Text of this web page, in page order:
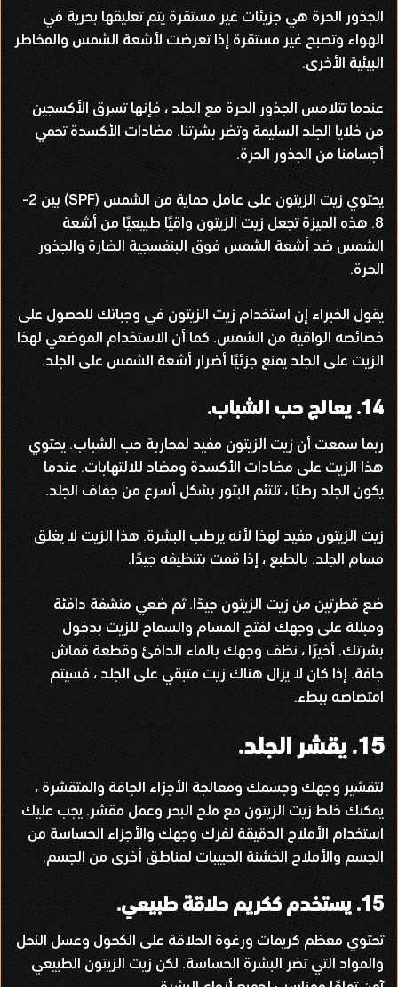
الجذور الحرة هي جزيئات غير مستقرة يتم تعليقها بحرية في
الهواء وتصبح غير مستقرة إذا تعرضت لأشعة الشمس والمخاطر
البيئية الأخرى.
عندما تتلامس الجذور الحرة مع الجلد ، فإنها تسرق الأكسجين
من خلايا الجلد السليمة وتضر بشرتنا. مضادات الأكسدة تحمي
أجسامنا من الجذور الحرة.
يحتوي زيت الزيتون على عامل حماية من الشمس (SPF) بين
2-
8. هذه الميزة تجعل زيت الزيتون واقيًا طبيعيًا من أشعة
الشمس ضد أشعة الشمس فوق البنفسجية الضارة والجذور
الحرة.
يقول الخبراء إن استخدام زيت الزيتون في وجباتك للحصول على
خصائصه الواقية من الشمس. كما أن الاستخدام الموضعي لهذا
الزيت على الجلد يمنع جزئيًا أضرار أشعة الشمس على الجلد.
14. يعالج حب الشباب.
ربما سمعت أن زيت الزيتون مفيد لمحاربة حب الشباب. يحتوي
هذا الزيت على مضادات الأكسدة ومضاد للالتهابات. عندما
يكون الجلد رطبًا ، تلتئم البثور بشكل أسرع من جفاف الجلد.
زيت الزيتون مفيد لهذا لأنه يرطب البشرة. هذا الزيت لا يغلق
مسام الجلد. بالطبع ، إذا قمت بتنظيفه جيدًا.
ضع قطرتين من زيت الزيتون جيدًا.ثم ضعي منشفة دافئة
ومبللة على وجهك لفتح المسام والسماح للزيت بدخول
بشرتك. أخيرًا ، نظف وجهك بالماء الدافئ وقطعة قماش
جافة. إذا كان لا يزال هناك زيت متبقي على الجلد ، فسيتم
امتصاصه ببطء.
15. يقشر الجلد.
لتقشير وجهك وجسمك ومعالجة الأجزاء الجافة والمتقشرة ،
يمكنك خلط زيت الزيتون مع ملح البحر وعمل مقشر. يجب عليك
استخدام الأملاح الدقيقة لفرك وجهك والأجزاء الحساسة من
الجسم والأملاح الخشنة الحبيبات لمناطق أخرى من الجسم.
15. يستخدم ككريم حلاقة طبيعي.
تحتوي معظم كريمات ورغوة الحلاقة على الكحول وعسل النحل
والمواد التي تضر البشرة الحساسة. لكن زيت الزيتون الطبيعي